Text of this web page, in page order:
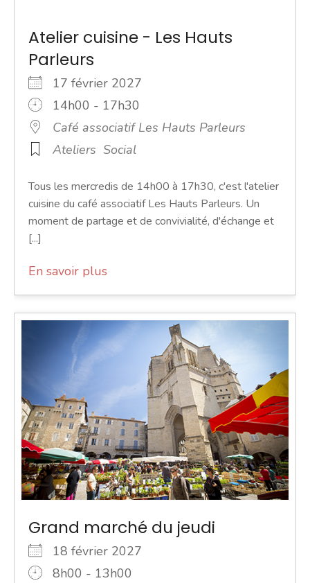
Atelier cuisine - Les Hauts
Parleurs
17 février 2027
14h00 - 17h30
Café associatif Les Hauts Parleurs
Ateliers Social
Tous les mercredis de 14h00 à 17h30, c'est l'atelier
cuisine du café associatif Les Hauts Parleurs. Un
moment de partage et de convivialité, d'échange et
[...]
En savoir plus
Grand marché du jeudi
18 février 2027
8h00 - 13h00